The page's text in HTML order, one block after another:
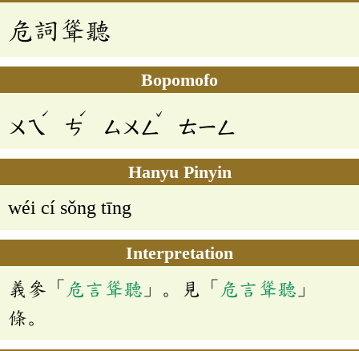
危詞聳聽
Bopomofo
ㄨㄟ
ˊ
ㄘ
ˊ
ㄙㄨㄥ
ˇ
ㄊㄧㄥ
Hanyu Pinyin
wéi cí sǒng tīng
Interpretation
義參「 危言聳聽 」。見「 危言聳聽 」
條。